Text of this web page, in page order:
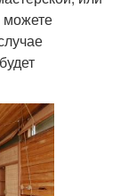
можете